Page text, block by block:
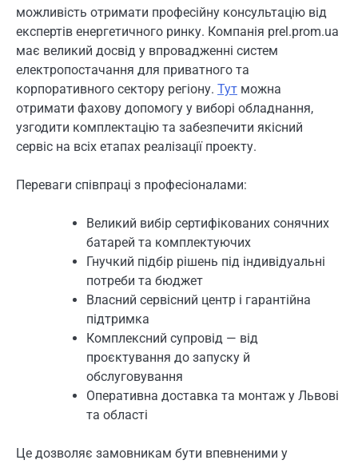
можливість отримати професійну консультацію від
експертів енергетичного ринку. Компанія prel.prom.ua
має великий досвід у впровадженні систем
електропостачання для приватного та
корпоративного сектору регіону. Тут можна
отримати фахову допомогу у виборі обладнання,
узгодити комплектацію та забезпечити якісний
сервіс на всіх етапах реалізації проекту.
Переваги співпраці з професіоналами:
Великий вибір сертифікованих сонячних
батарей та комплектуючих
Гнучкий підбір рішень під індивідуальні
потреби та бюджет
Власний сервісний центр і гарантійна
підтримка
Комплексний супровід — від
проєктування до запуску й
обслуговування
Оперативна доставка та монтаж у Львові
та області
Це дозволяє замовникам бути впевненими у